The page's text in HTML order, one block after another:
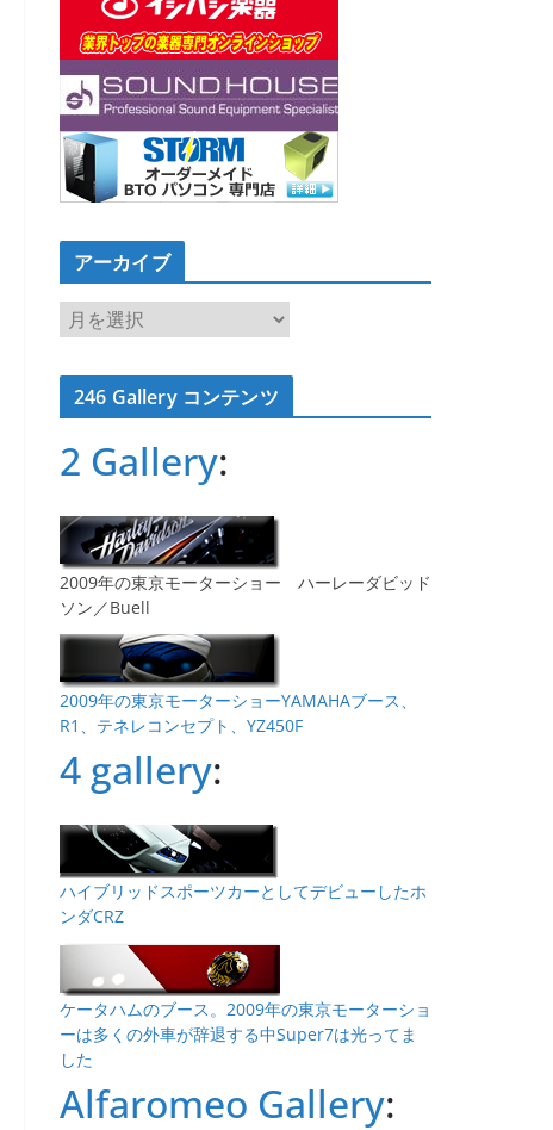
アーカイブ
ア
ー
カ
イ246 Gallery コンテンツ
2 Gallery:
2009年の東京モーターショー ハーレーダビッド
ソン／Buell
2009年の東京モーターショーYAMAHAブース、
R1、テネレコンセプト、YZ450F
4 gallery:
ハイブリッドスポーツカーとしてデビューしたホ
ンダCRZ
ケータハムのブース。2009年の東京モーターショ
ーは多くの外車が辞退する中Super7は光ってま
した
Alfaromeo Gallery: